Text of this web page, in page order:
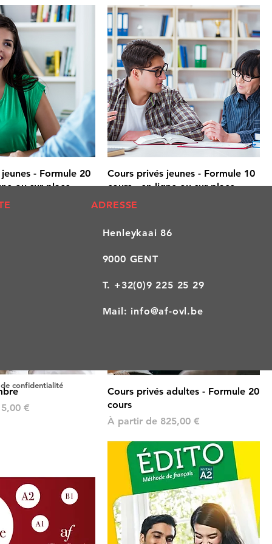
- Formule 20
ou sur place
Cours privés jeunes - Formule 10
cours - en ligne ou sur place
À partir de
Prix promotionnel
€
Cours privés adultes - Formule 20
cours
À partir de 825,00 €
Prix promotionnel
ADRESSE
Henleykaai 86
9000 GENT
T. +32(0)9 225 25 29
Mail: info@af-ovl.be
confidentialité